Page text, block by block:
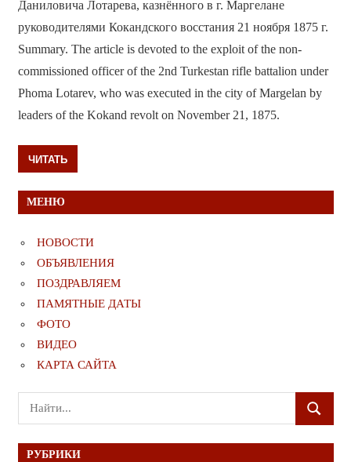
Даниловича Лотарева, казнённого в г. Маргелане
руководителями Кокандского восстания 21 ноября 1875 г.
Summary. The article is devoted to the exploit of the non-
commissioned officer of the 2nd Turkestan rifle battalion under
Phoma Lotarеv, who was executed in the city of Margelan by
leaders of the Kokand revolt on November 21, 1875.
ЧИТАТЬ
МЕНЮ
НОВОСТИ
ОБЪЯВЛЕНИЯ
ПОЗДРАВЛЯЕМ
ПАМЯТНЫЕ ДАТЫ
ФОТО
ВИДЕО
КАРТА САЙТА
Поиск
для:
ПОИСК
РУБРИКИ